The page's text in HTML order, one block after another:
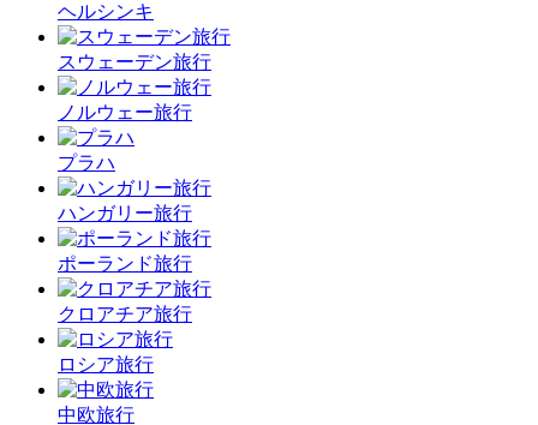
ヘルシンキ
スウェーデン旅行
ノルウェー旅行
プラハ
ハンガリー旅行
ポーランド旅行
クロアチア旅行
ロシア旅行
中欧旅行